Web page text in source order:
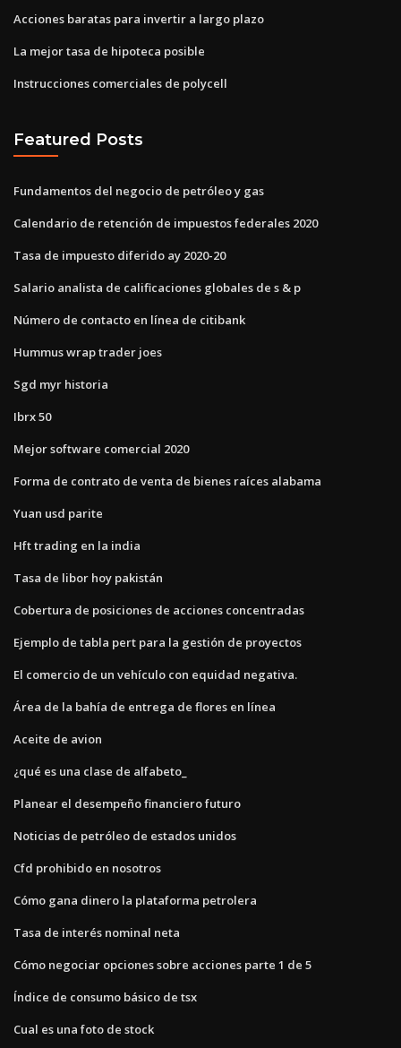
Acciones baratas para invertir a largo plazo
La mejor tasa de hipoteca posible
Instrucciones comerciales de polycell
Featured Posts
Fundamentos del negocio de petróleo y gas
Calendario de retención de impuestos federales 2020
Tasa de impuesto diferido ay 2020-20
Salario analista de calificaciones globales de s & p
Número de contacto en línea de citibank
Hummus wrap trader joes
Sgd myr historia
Ibrx 50
Mejor software comercial 2020
Forma de contrato de venta de bienes raíces alabama
Yuan usd parite
Hft trading en la india
Tasa de libor hoy pakistán
Cobertura de posiciones de acciones concentradas
Ejemplo de tabla pert para la gestión de proyectos
El comercio de un vehículo con equidad negativa.
Área de la bahía de entrega de flores en línea
Aceite de avion
¿qué es una clase de alfabeto_
Planear el desempeño financiero futuro
Noticias de petróleo de estados unidos
Cfd prohibido en nosotros
Cómo gana dinero la plataforma petrolera
Tasa de interés nominal neta
Cómo negociar opciones sobre acciones parte 1 de 5
Índice de consumo básico de tsx
Cual es una foto de stock